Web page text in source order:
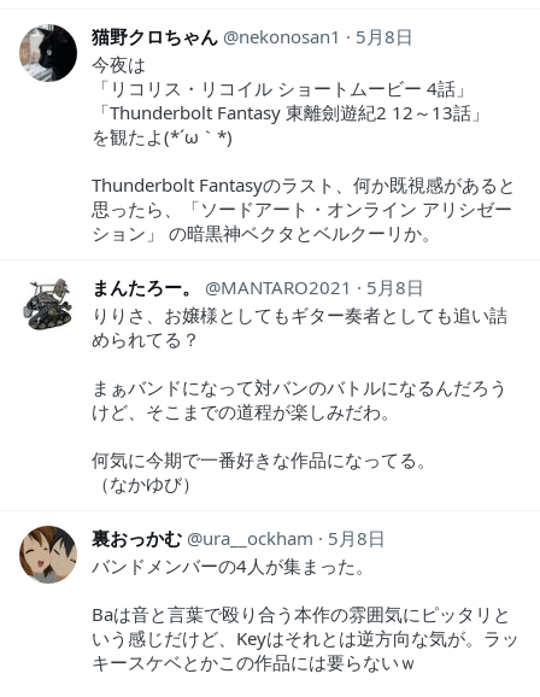
猫野クロちゃん nekonosan1
5月8日
今夜は
「リコリス・リコイル ショートムービー 4話」
「Thunderbolt Fantasy 東離劍遊紀2 12～13話」
を観たよ(*´ω｀*)
Thunderbolt Fantasyのラスト、何か既視感があると
思ったら、「ソードアート・オンライン アリシゼー
ション」 の暗黒神ベクタとベルクーリか。
まんたろー。 MANTARO2021
5月8日
りりさ、お嬢様としてもギター奏者としても追い詰
められてる？
まぁバンドになって対バンのバトルになるんだろう
けど、そこまでの道程が楽しみだわ。
何気に今期で一番好きな作品になってる。
（なかゆび）
裏おっかむ ura__ockham
5月8日
バンドメンバーの4人が集まった。
Baは音と言葉で殴り合う本作の雰囲気にピッタリと
いう感じだけど、Keyはそれとは逆方向な気が。ラッ
キースケベとかこの作品には要らないｗ